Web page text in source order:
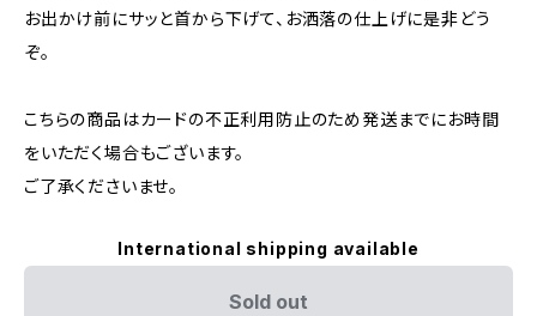
お出かけ前にサッと首から下げて、お洒落の仕上げに是非どう
ぞ。
こちらの商品はカードの不正利用防止のため発送までにお時間
をいただく場合もございます。
ご了承くださいませ。
International shipping available
Sold out